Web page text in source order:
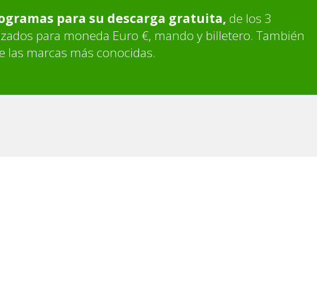
para su descarga gratuita, de los 3
para moneda Euro €, mando y billetero. También
las marcas más conocidas.